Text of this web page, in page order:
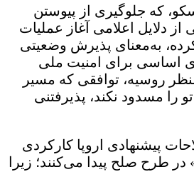
که جلوگیری از پیوستن
از دلایل اعلامی آغاز عملیات
به‌معنای پذیرش وضعیتی
اساسی برای امنیت ملی
روسیه، توافقی که مسیر
را مسدود نکند، پذیرفتنی
پیشنهادی اروپا کارکردی
طرح صلح پیدا می‌کنند؛ زیرا